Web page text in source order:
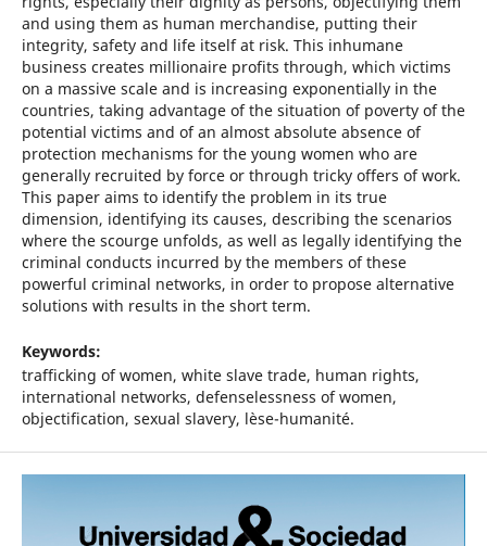
and using them as human merchandise, putting their
integrity, safety and life itself at risk. This inhumane
business creates millionaire profits through, which victims
on a massive scale and is increasing exponentially in the
countries, taking advantage of the situation of poverty of the
potential victims and of an almost absolute absence of
protection mechanisms for the young women who are
generally recruited by force or through tricky offers of work.
This paper aims to identify the problem in its true
dimension, identifying its causes, describing the scenarios
where the scourge unfolds, as well as legally identifying the
criminal conducts incurred by the members of these
powerful criminal networks, in order to propose alternative
solutions with results in the short term.
Keywords:
trafficking of women, white slave trade, human rights,
international networks, defenselessness of women,
objectification, sexual slavery, lèse-humanité.